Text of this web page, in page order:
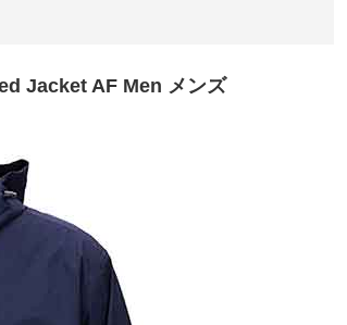
Jacket AF Men メンズ